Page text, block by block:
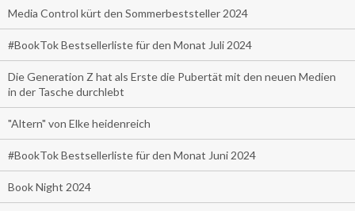
Media Control kürt den Sommerbeststeller 2024
#BookTok Bestsellerliste für den Monat Juli 2024
Die Generation Z hat als Erste die Pubertät mit den neuen Medien
in der Tasche durchlebt
"Altern" von Elke heidenreich
#BookTok Bestsellerliste für den Monat Juni 2024
Book Night 2024